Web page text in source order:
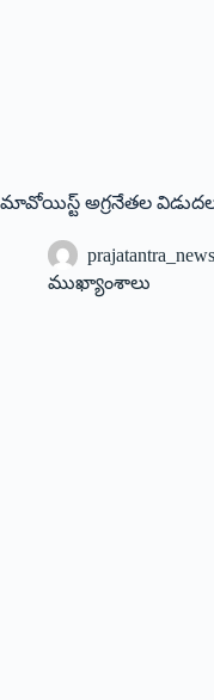
మావోయిస్ట్ అ‌గ్రనేతల
prajatantra_news
ముఖ్యాంశాలు